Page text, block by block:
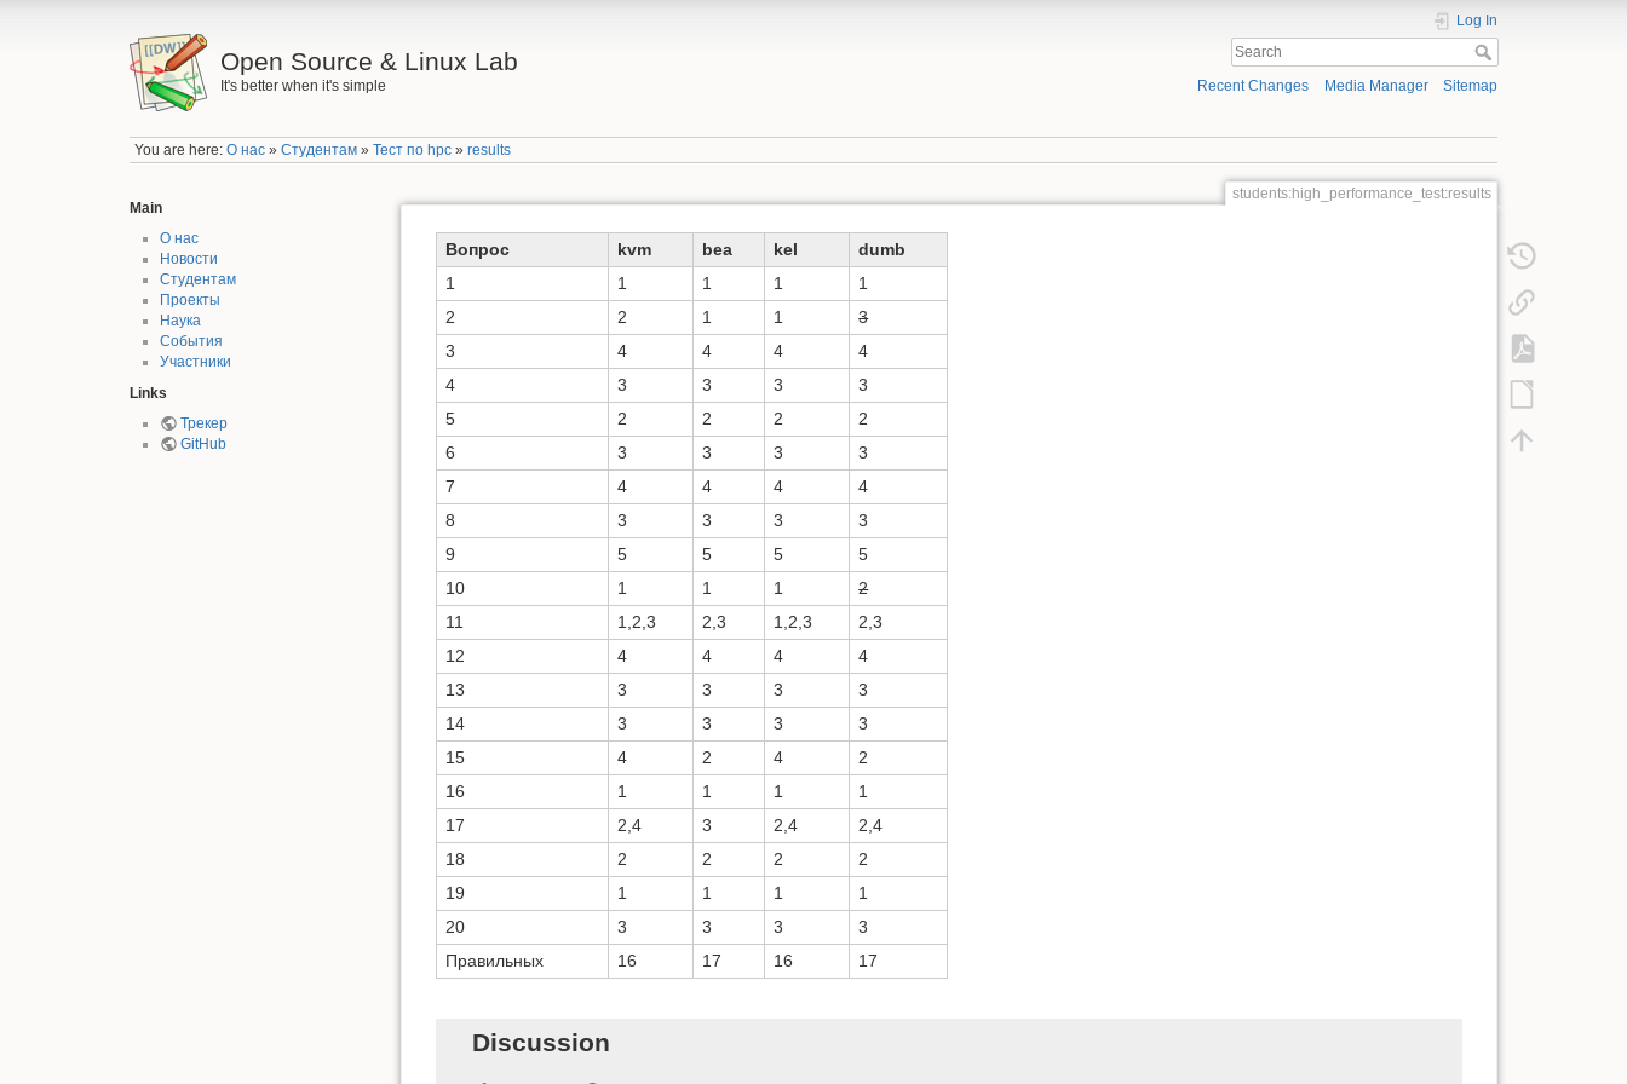
Open Source & Linux Lab
It's better when it's simple
Log In
Recent Changes Media Manager Sitemap
You are here:О нас »Студентам »Тест по hpc »results
Main
О нас
Новости
Студентам
Проекты
Наука
События
Участники
Links
Трекер
GitHub
students:high_performance_test:results
Вопрос kvm bea kel
dumb
1
1 1 1
1
2
2 1 1
3
3
4 4 4
4
4
3 3 3
3
5
2 2 2
2
6
3 3 3
3
7
4 4 4
4
8
3 3 3
3
9
5 5 5
5
10
1 1 1
2
11
1,2,3 2,3 1,2,3
2,3
12
4 4 4
4
13
3 3 3
3
14
3 3 3
3
15
4 2 4
2
16
1 1 1
1
17
2,4 3 2,4
2,4
18
2 2 2
2
19
1 1 1
1
20
3 3 3
3
Правильных
16 17 16 17
Discussion